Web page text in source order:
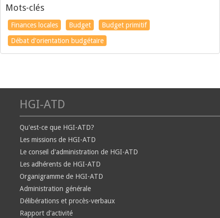
Mots-clés
Finances locales Budget
Budget primitif
Débat d'orientation budgétaire
HGI-ATD
Qu'est-ce que HGI-ATD?
Les missions de HGI-ATD
Le conseil d'administration de HGI-ATD
Les adhérents de HGI-ATD
Organigramme de HGI-ATD
Administration générale
Délibérations et procès-verbaux
Rapport d'activité